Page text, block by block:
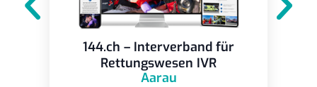
144.ch – Interverband für
Rettungswesen IVR
Aarau